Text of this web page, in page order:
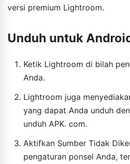
versi premium Lightroom.
Unduh untuk
Ketik Lightroom di bilah
Anda.
Lightroom juga
yang dapat Anda unduh
unduh APK. com.
Aktifkan Sumber Tidak
pengaturan ponsel Anda,